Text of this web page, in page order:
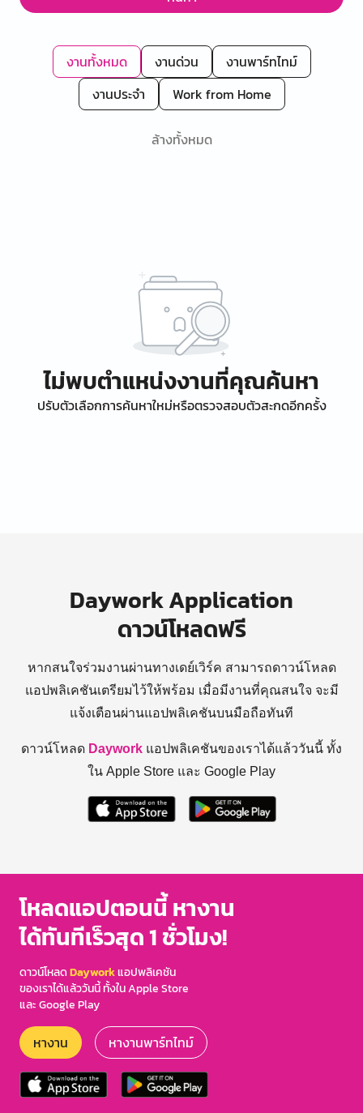
งานทั้งหมด งานด่วน
งานพาร์ทไทม์
งานประจำ
Work from Home
ล้างทั้งหมด
ไม่พบตำแหน่งงานที่คุณค้นหา
ปรับตัวเลือกการค้นหาใหม่หรือตรวจสอบตัวสะกดอีกครั้ง
Daywork Application
ดาวน์โหลดฟรี
หากสนใจร่วมงานผ่านทางเดย์เวิร์ค สามารถดาวน์โหลด
แอปพลิเคชันเตรียมไว้ให้พร้อม เมื่อมีงานที่คุณสนใจ จะมี
แจ้งเตือนผ่านแอปพลิเคชันบนมือถือทันที
ดาวน์โหลด Daywork แอปพลิเคชันของเราได้แล้ววันนี้ ทั้ง
ใน Apple Store และ Google Play
โหลดแอปตอนนี้ หางาน
ได้ทันทีเร็วสุด 1 ชั่วโมง!
ดาวน์โหลดDayworkแอปพลิเคชัน
ของเราได้แล้ววันนี้ ทั้งใน Apple Store
และ Google Play
หางาน หางานพาร์ทไทม์